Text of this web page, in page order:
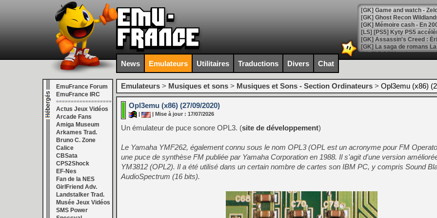
[Mo5] DOOM arrive en
[GK] Bethesda fête les 30
[GK] Roblox : l'action en
[GK] Agenda - GeForce
[LS] [PS5] ps5-y2jb-
[GK] Pourquoi Marvel
[GK] Test : Restory : Chill
[GK] GTA 6 : Rockstar
[GK] Hot Wheels Infinite
[GK] Mémoire cash -
[GK] Résultats Nintendo :
[GK] Déjà des
[Mo5] Brickboy cherche à
[GK] Minecraft et ses «
News Emulateurs Utilitaires Traductions Divers Chat
EmuFrance Forum
EmuFrance IRC
===================
Actus Jeux Vidéos
Arcade Fans
Amiga Museum
Arkames Trad.
Bruno C. Zone
Calice
CBSata
CPS2Shock
EF-Nes
Fan de la NES
GirlFriend Adv.
Landstalker Trad.
Musée Jeux Vidéos
SMS Power
Emulateurs > Musiques et sons > Musiques et Sons - Section Ordinateurs > Opl3emu (x86)
Opl3emu (x86) (27/09/2020)
| Mise à jour : 17/07/2026
Un émulateur de puce sonore OPL3. (site de développement)
Le Yamaha YMF262, également connu sous le nom OPL3 (OPL est un acronyme pour FM
une puce de synthèse FM publiée par Yamaha Corporation en 1988. Il s'agit d'une version
YM3812 (OPL2). Il a été utilisé dans un certain nombre de cartes son IBM PC, y compris Sound
AudioSpectrum (16 bits).